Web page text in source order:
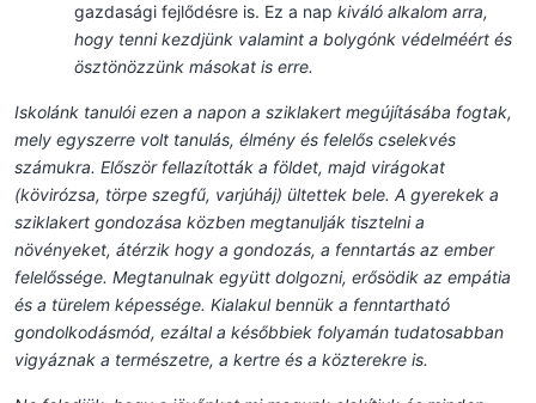
gazdasági fejlődésre is. Ez a nap kiváló alkalom arra,
hogy tenni kezdjünk valamint a bolygónk védelméért és
ösztönözzünk másokat is erre.
Iskolánk tanulói ezen a napon a sziklakert megújításába fogtak,
mely egyszerre volt tanulás, élmény és felelős cselekvés
számukra. Először fellazították a földet, majd virágokat
(kövirózsa, törpe szegfű, varjúháj) ültettek bele. A gyerekek a
sziklakert gondozása közben megtanulják tisztelni a
növényeket, átérzik hogy a gondozás, a fenntartás az ember
felelőssége. Megtanulnak együtt dolgozni, erősödik az empátia
és a türelem képessége. Kialakul bennük a fenntartható
gondolkodásmód, ezáltal a későbbiek folyamán tudatosabban
vigyáznak a természetre, a kertre és a közterekre is.